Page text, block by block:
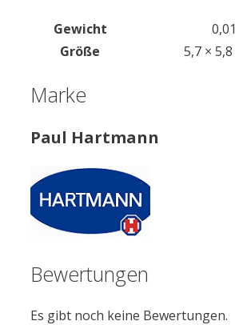
Gewicht
Größe
5,7 ×
Marke
Paul Hartmann
Bewertungen
Es gibt noch keine Bewertungen.